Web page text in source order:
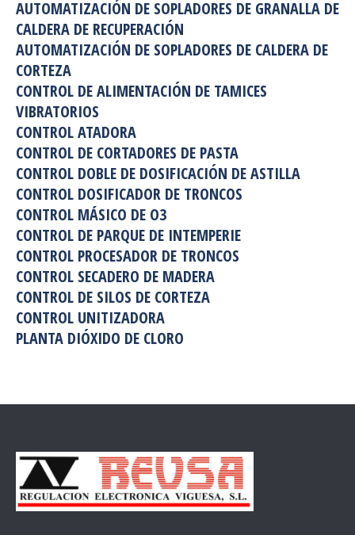
AUTOMATIZACIÓN DE SOPLADORES DE GRANALLA DE
CALDERA DE RECUPERACIÓN
AUTOMATIZACIÓN DE SOPLADORES DE CALDERA DE
CORTEZA
CONTROL DE ALIMENTACIÓN DE TAMICES
VIBRATORIOS
CONTROL ATADORA
CONTROL DE CORTADORES DE PASTA
CONTROL DOBLE DE DOSIFICACIÓN DE ASTILLA
CONTROL DOSIFICADOR DE TRONCOS
CONTROL MÁSICO DE O3
CONTROL DE PARQUE DE INTEMPERIE
CONTROL PROCESADOR DE TRONCOS
CONTROL SECADERO DE MADERA
CONTROL DE SILOS DE CORTEZA
CONTROL UNITIZADORA
PLANTA DIÓXIDO DE CLORO